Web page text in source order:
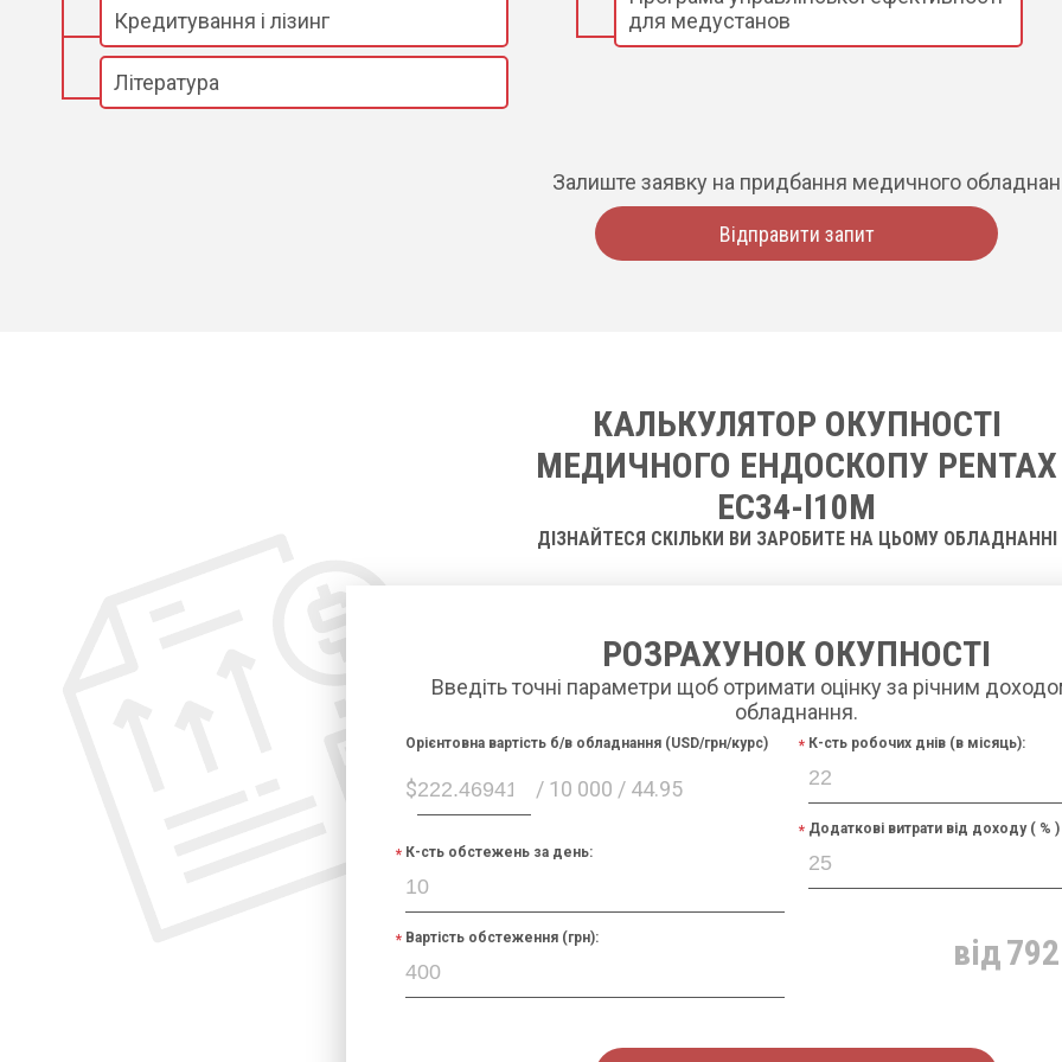
Кредитування і лізинг
Література
для медустанов
Залиште заявку на придбання медичного
Відправити запит
КАЛЬКУЛЯТОР ОКУПНОСТІ
МЕДИЧНОГО ЕНДОСКОПУ PENTAX
EC34-I10M
ДІЗНАЙТЕСЯ СКІЛЬКИ ВИ ЗАРОБИТЕ НА ЦЬОМУ ОБЛАДНАННІ
РОЗРАХУНОК ОКУПНОСТІ
Введіть точні параметри щоб отримати оцінку за річним
обладнання.
$ / 10 000 / 44.95
Орієнтовна вартість б/в обладнання (USD/грн/курс)
К-сть обстежень за день:
Вартість обстеження (грн):
К-сть робочих днів (в місяць):
Додаткові витрати від доходу ( % )
від